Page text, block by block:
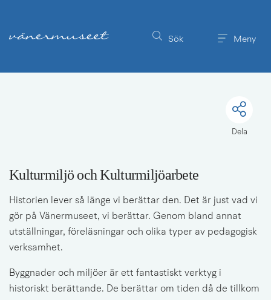
Sök Meny
Dela
Kulturmiljö och Kulturmiljöarbete
Historien lever så länge vi berättar den. Det är just vad vi
gör på Vänermuseet, vi berättar. Genom bland annat
utställningar, föreläsningar och olika typer av pedagogisk
verksamhet.
Byggnader och miljöer är ett fantastiskt verktyg i
historiskt berättande. De berättar om tiden då de tillkom